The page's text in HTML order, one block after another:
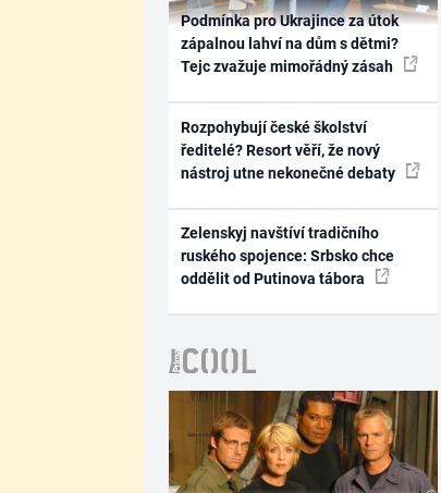
Podmínka pro Ukrajince za útok
zápalnou lahví na dům s dětmi?
Tejc zvažuje mimořádný zásah
Rozpohybují české školství
ředitelé? Resort věří, že nový
nástroj utne nekonečné debaty
Zelenskyj navštíví tradičního
ruského spojence: Srbsko chce
oddělit od Putinova tábora